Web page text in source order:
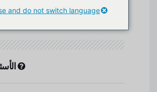
دعم البريد
الإلكتروني
and do not switch language